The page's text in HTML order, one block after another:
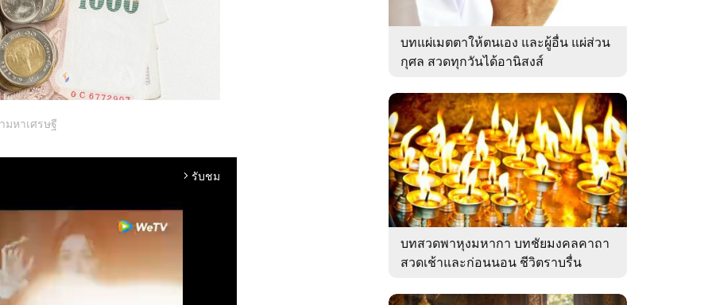
มหาเศรษฐี
arrow_forward_ios รับชม
บทแผ่เมตตาให้ตนเอง และผู้อื่น แผ่ส่วน
กุศล สวดทุกวันได้อานิสงส์
บทสวดพาหุงมหากา บทชัยมงคลคาถา
สวดเช้าและก่อนนอน ชีวิตราบรื่น